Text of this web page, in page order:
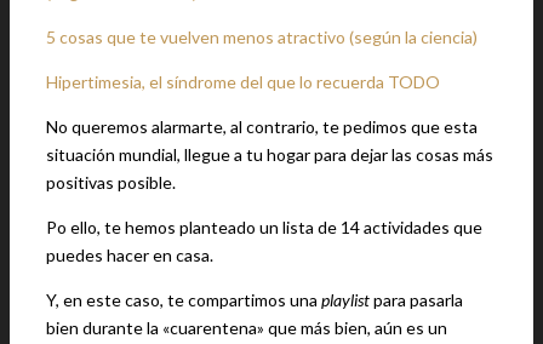
5 cosas que te vuelven menos atractivo (según la ciencia)
Hipertimesia, el síndrome del que lo recuerda TODO
No queremos alarmarte, al contrario, te pedimos que esta
situación mundial, llegue a tu hogar para dejar las cosas más
positivas posible.
Po ello, te hemos planteado un lista de 14 actividades que
puedes hacer en casa.
Y, en este caso, te compartimos una playlistpara pasarla
bien durante la «cuarentena» que más bien, aún es un